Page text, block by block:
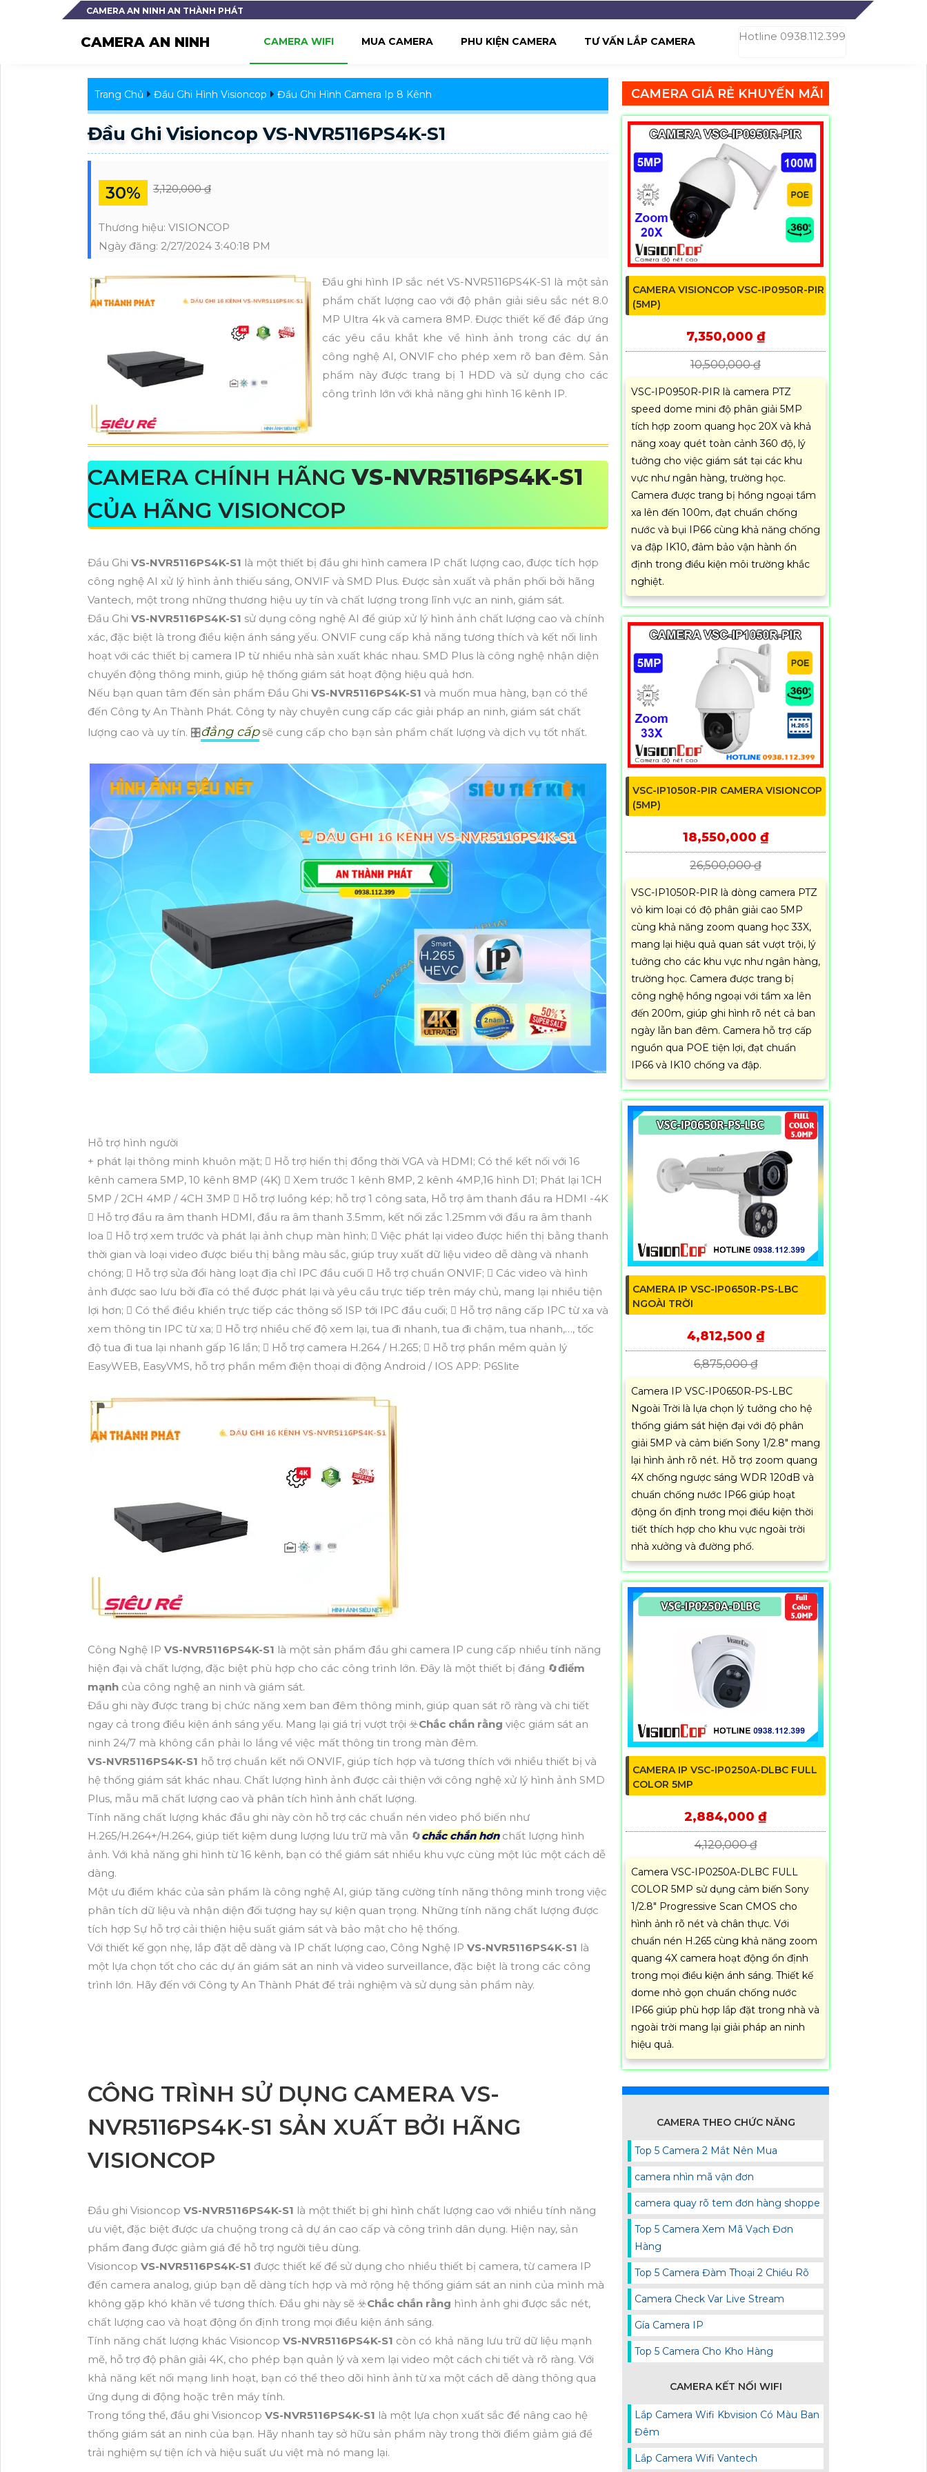
CAMERA AN NINH AN THÀNH PHÁT
CAMERA AN NINH Hotline 0938.112.399
CAMERA WIFI MUA CAMERA PHU KIỆN CAMERA TƯ VẤN LẮP CAMERA
Trang Chủ Đầu Ghi Hình Visioncop Đầu Ghi Hình Camera Ip 8 Kênh
Đầu Ghi Visioncop VS-NVR5116PS4K-S1
30% 3,120,000 ₫
Thương hiệu: VISIONCOP
Ngày đăng: 2/27/2024 3:40:18 PM
Đầu ghi hình IP sắc nét VS-NVR5116PS4K-S1 là một sản
phẩm chất lượng cao với độ phân giải siêu sắc nét 8.0
MP Ultra 4k và camera 8MP. Được thiết kế để đáp ứng
các yêu cầu khắt khe về hình ảnh trong các dự án
công nghệ AI, ONVIF cho phép xem rõ ban đêm. Sản
phẩm này được trang bị 1 HDD và sử dụng cho các
công trình lớn với khả năng ghi hình 16 kênh IP.
CAMERA CHÍNH HÃNGVS-NVR5116PS4K-S1
CỦA HÃNG VISIONCOP
Đầu Ghi VS-NVR5116PS4K-S1 là một thiết bị đầu ghi hình camera IP chất lượng cao, được tích hợp
công nghệ AI xử lý hình ảnh thiếu sáng, ONVIF và SMD Plus. Được sản xuất và phân phối bởi hãng
Vantech, một trong những thương hiệu uy tín và chất lượng trong lĩnh vực an ninh, giám sát.
Đầu Ghi VS-NVR5116PS4K-S1 sử dụng công nghệ AI để giúp xử lý hình ảnh chất lượng cao và chính
xác, đặc biệt là trong điều kiện ánh sáng yếu. ONVIF cung cấp khả năng tương thích và kết nối linh
hoạt với các thiết bị camera IP từ nhiều nhà sản xuất khác nhau. SMD Plus là công nghệ nhận diện
chuyển động thông minh, giúp hệ thống giám sát hoạt động hiệu quả hơn.
Nếu bạn quan tâm đến sản phẩm Đầu Ghi VS-NVR5116PS4K-S1 và muốn mua hàng, bạn có thể
đến Công ty An Thành Phát. Công ty này chuyên cung cấp các giải pháp an ninh, giám sát chất
lượng cao và uy tín. 🎛đẳng cấpsẽ cung cấp cho bạn sản phẩm chất lượng và dịch vụ tốt nhất.
Hỗ trợ hình người
+ phát lại thông minh khuôn mặt;  Hỗ trợ hiển thị đồng thời VGA và HDMI; Có thể kết nối với 16
kênh camera 5MP, 10 kênh 8MP (4K)  Xem trước 1 kênh 8MP, 2 kênh 4MP,16 hình D1; Phát lại 1CH
5MP / 2CH 4MP / 4CH 3MP  Hỗ trợ luồng kép; hỗ trợ 1 công sata, Hỗ trợ âm thanh đầu ra HDMI -4K
 Hỗ trợ đầu ra âm thanh HDMI, đầu ra âm thanh 3.5mm, kết nối zắc 1.25mm với đầu ra âm thanh
loa  Hỗ trợ xem trước và phát lại ảnh chụp màn hình;  Việc phát lại video được hiển thị bằng thanh
thời gian và loại video được biểu thị bằng màu sắc, giúp truy xuất dữ liệu video dễ dàng và nhanh
chóng;  Hỗ trợ sửa đổi hàng loạt địa chỉ IPC đầu cuối  Hỗ trợ chuẩn ONVIF;  Các video và hình
ảnh được sao lưu bởi đĩa có thể được phát lại và yêu cầu trực tiếp trên máy chủ, mang lại nhiều tiện
lợi hơn;  Có thể điều khiển trực tiếp các thông số ISP tới IPC đầu cuối;  Hỗ trợ nâng cấp IPC từ xa và
xem thông tin IPC từ xa;  Hỗ trợ nhiều chế độ xem lại, tua đi nhanh, tua đi chậm, tua nhanh,…, tốc
độ tua đi tua lại nhanh gấp 16 lần;  Hỗ trợ camera H.264 / H.265;  Hỗ trợ phần mềm quản lý
EasyWEB, EasyVMS, hỗ trợ phần mềm điện thoại di động Android / IOS APP: P6Slite
Công Nghệ IP VS-NVR5116PS4K-S1 là một sản phẩm đầu ghi camera IP cung cấp nhiều tính năng
hiện đại và chất lượng, đặc biệt phù hợp cho các công trình lớn. Đây là một thiết bị đáng 🔄điểm
mạnh của công nghệ an ninh và giám sát.
Đầu ghi này được trang bị chức năng xem ban đêm thông minh, giúp quan sát rõ ràng và chi tiết
ngay cả trong điều kiện ánh sáng yếu. Mang lại giá trị vượt trội ☣️Chắc chắn rằng việc giám sát an
ninh 24/7 mà không cần phải lo lắng về việc mất thông tin trong màn đêm.
VS-NVR5116PS4K-S1 hỗ trợ chuẩn kết nối ONVIF, giúp tích hợp và tương thích với nhiều thiết bị và
hệ thống giám sát khác nhau. Chất lượng hình ảnh được cải thiện với công nghệ xử lý hình ảnh SMD
Plus, mẫu mã chất lượng cao và phân tích hình ảnh chất lượng.
Tính năng chất lượng khác đầu ghi này còn hỗ trợ các chuẩn nén video phổ biến như
H.265/H.264+/H.264, giúp tiết kiệm dung lượng lưu trữ mà vẫn 🔄chắc chắn hơnchất lượng hình
ảnh. Với khả năng ghi hình từ 16 kênh, bạn có thể giám sát nhiều khu vực cùng một lúc một cách dễ
dàng.
Một ưu điểm khác của sản phẩm là công nghệ AI, giúp tăng cường tính năng thông minh trong việc
phân tích dữ liệu và nhận diện đối tượng hay sự kiện quan trọng. Những tính năng chất lượng được
tích hợp Sự hỗ trợ cải thiện hiệu suất giám sát và bảo mật cho hệ thống.
Với thiết kế gọn nhẹ, lắp đặt dễ dàng và IP chất lượng cao, Công Nghệ IP VS-NVR5116PS4K-S1 là
một lựa chọn tốt cho các dự án giám sát an ninh và video surveillance, đặc biệt là trong các công
trình lớn. Hãy đến với Công ty An Thành Phát để trải nghiệm và sử dụng sản phẩm này.
CÔNG TRÌNH SỬ DỤNG CAMERA VS-
NVR5116PS4K-S1 SẢN XUẤT BỞI HÃNG
VISIONCOP
Đầu ghi Visioncop VS-NVR5116PS4K-S1 là một thiết bị ghi hình chất lượng cao với nhiều tính năng
ưu việt, đặc biệt được ưa chuộng trong cả dự án cao cấp và công trình dân dụng. Hiện nay, sản
phẩm đang được giảm giá để hỗ trợ người tiêu dùng.
Visioncop VS-NVR5116PS4K-S1 được thiết kế để sử dụng cho nhiều thiết bị camera, từ camera IP
đến camera analog, giúp bạn dễ dàng tích hợp và mở rộng hệ thống giám sát an ninh của mình mà
không gặp khó khăn về tương thích. Đầu ghi này sẽ ☣️Chắc chắn rằng hình ảnh ghi được sắc nét,
chất lượng cao và hoạt động ổn định trong mọi điều kiện ánh sáng.
Tính năng chất lượng khác Visioncop VS-NVR5116PS4K-S1 còn có khả năng lưu trữ dữ liệu mạnh
mẽ, hỗ trợ độ phân giải 4K, cho phép bạn quản lý và xem lại video một cách chi tiết và rõ ràng. Với
khả năng kết nối mạng linh hoạt, bạn có thể theo dõi hình ảnh từ xa một cách dễ dàng thông qua
ứng dụng di động hoặc trên máy tính.
Trong tổng thể, đầu ghi Visioncop VS-NVR5116PS4K-S1 là một lựa chọn xuất sắc để nâng cao hệ
thống giám sát an ninh của bạn. Hãy nhanh tay sở hữu sản phẩm này trong thời điểm giảm giá để
trải nghiệm sự tiện ích và hiệu suất ưu việt mà nó mang lại.
CAMERA GIÁ RẺ KHUYẾN MÃI
CAMERA VISIONCOP VSC-IP0950R-PIR
(5MP)
7,350,000 ₫
10,500,000 ₫
VSC-IP0950R-PIR là camera PTZ
speed dome mini độ phân giải 5MP
tích hợp zoom quang học 20X và khả
năng xoay quét toàn cảnh 360 độ, lý
tưởng cho việc giám sát tại các khu
vực như ngân hàng, trường học.
Camera được trang bị hồng ngoại tầm
xa lên đến 100m, đạt chuẩn chống
nước và bụi IP66 cùng khả năng chống
va đập IK10, đảm bảo vận hành ổn
định trong điều kiện môi trường khắc
nghiệt.
VSC-IP1050R-PIR CAMERA VISIONCOP
(5MP)
18,550,000 ₫
26,500,000 ₫
VSC-IP1050R-PIR là dòng camera PTZ
vỏ kim loại có độ phân giải cao 5MP
cùng khả năng zoom quang học 33X,
mang lại hiệu quả quan sát vượt trội, lý
tưởng cho các khu vực như ngân hàng,
trường học. Camera được trang bị
công nghệ hồng ngoại với tầm xa lên
đến 200m, giúp ghi hình rõ nét cả ban
ngày lẫn ban đêm. Camera hỗ trợ cấp
nguồn qua POE tiện lợi, đạt chuẩn
IP66 và IK10 chống va đập.
CAMERA IP VSC-IP0650R-PS-LBC
NGOÀI TRỜI
4,812,500 ₫
6,875,000 ₫
Camera IP VSC-IP0650R-PS-LBC
Ngoài Trời là lựa chọn lý tưởng cho hệ
thống giám sát hiện đại với độ phân
giải 5MP và cảm biến Sony 1/2.8" mang
lại hình ảnh rõ nét. Hỗ trợ zoom quang
4X chống ngược sáng WDR 120dB và
chuẩn chống nước IP66 giúp hoạt
động ổn định trong mọi điều kiện thời
tiết thích hợp cho khu vực ngoài trời
nhà xưởng và đường phố.
CAMERA IP VSC-IP0250A-DLBC FULL
COLOR 5MP
2,884,000 ₫
4,120,000 ₫
Camera VSC-IP0250A-DLBC FULL
COLOR 5MP sử dụng cảm biến Sony
1/2.8" Progressive Scan CMOS cho
hình ảnh rõ nét và chân thực. Với
chuẩn nén H.265 cùng khả năng zoom
quang 4X camera hoạt động ổn định
trong mọi điều kiện ánh sáng. Thiết kế
dome nhỏ gọn chuẩn chống nước
IP66 giúp phù hợp lắp đặt trong nhà và
ngoài trời mang lại giải pháp an ninh
hiệu quả.
CAMERA THEO CHỨC NĂNG
Top 5 Camera 2 Mắt Nên Mua
camera nhìn mã vận đơn
camera quay rõ tem đơn hàng shoppe
Top 5 Camera Xem Mã Vạch Đơn
Hàng
Top 5 Camera Đàm Thoại 2 Chiều Rõ
Camera Check Var Live Stream
Gía Camera IP
Top 5 Camera Cho Kho Hàng
CAMERA KẾT NỐI WIFI
Lắp Camera Wifi Kbvision Có Màu Ban
Đêm
Lắp Camera Wifi Vantech